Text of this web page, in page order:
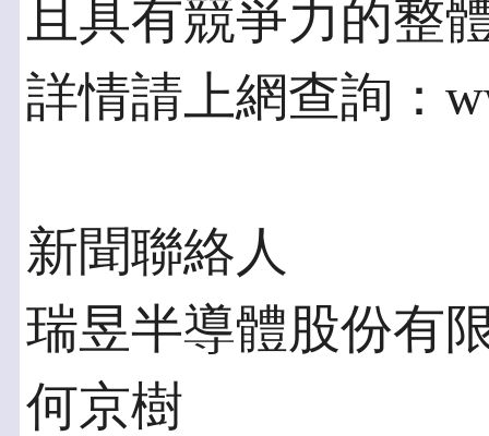
且具有競爭力的整
詳情請上網查詢：
新聞聯絡人
瑞昱半導體股份有
何京樹